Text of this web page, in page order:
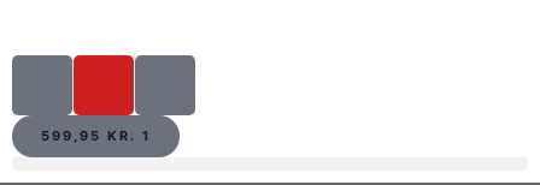
599,95 KR. 1